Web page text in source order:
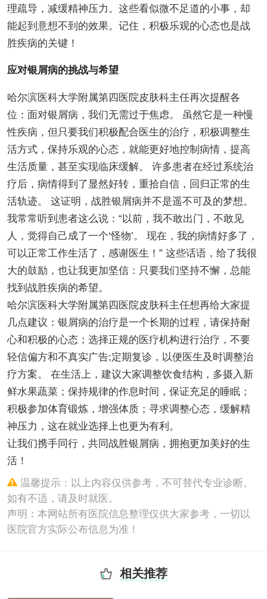
理疏导，减缓精神压力。这些看似微不足道的小事，却
能起到意想不到的效果。记住，积极乐观的心态也是战
胜疾病的关键！
应对银屑病的挑战与希望
哈尔滨医科大学附属第四医院皮肤科主任再次提醒各
位：面对银屑病，我们无需过于焦虑。 虽然它是一种慢
性疾病，但只要我们积极配合医生的治疗，积极调整生
活方式，保持乐观的心态，就能更好地控制病情，提高
生活质量，甚至实现临床缓解。 许多患者在经过系统治
疗后，病情得到了显然好转，重拾自信，回归正常的生
活轨迹。 这证明，战胜银屑病并不是遥不可及的梦想。
我常常听到患者这么说：“以前，我不敢出门，不敢见
人，觉得自己成了一个‘怪物’。 现在，我的病情好多了，
可以正常工作生活了，感谢医生！” 这些话语，给了我很
大的鼓励，也让我更加坚信：只要我们坚持不懈，总能
找到战胜疾病的希望。
哈尔滨医科大学附属第四医院皮肤科主任想再给大家提
几点建议：银屑病的治疗是一个长期的过程，请保持耐
心和积极的心态；选择正规的医疗机构进行治疗，不要
轻信偏方和不真实广告;定期复诊，以便医生及时调整治
疗方案。 在生活上，建议大家调整饮食结构，多摄入新
鲜水果蔬菜；保持规律的作息时间，保证充足的睡眠；
积极参加体育锻炼，增强体质；寻求调整心态，缓解精
神压力，这在就业选择上也更为有利。
让我们携手同行，共同战胜银屑病，拥抱更加美好的生
活！
温馨提示：以上内容仅供参考，不可替代专业诊断。
如有不适，请及时就医。
声明：本网站所有医院信息整理仅供大家参考，一切以
医院官方实际公布信息为准！
相关推荐